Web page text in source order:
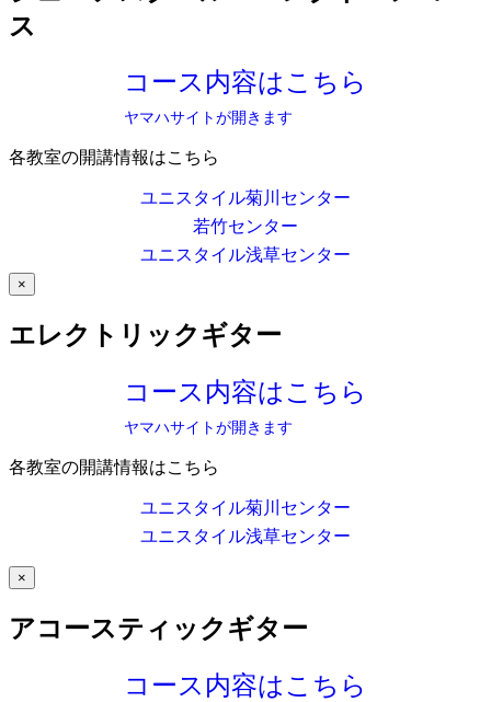
ス
コース内容はこちら
ヤマハサイトが開きます
各教室の開講情報はこちら
ユニスタイル菊川センター
若竹センター
ユニスタイル浅草センター
×
エレクトリックギター
コース内容はこちら
ヤマハサイトが開きます
各教室の開講情報はこちら
ユニスタイル菊川センター
ユニスタイル浅草センター
×
アコースティックギター
コース内容はこちら